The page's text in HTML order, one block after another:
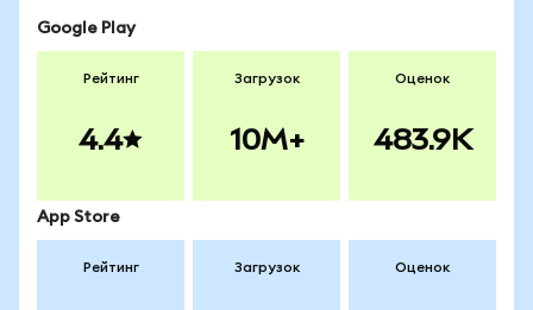
Google Play
Рейтинг
4.4
Загрузок
10M+
Оценок
483.9K
App Store
Рейтинг Загрузок Оценок